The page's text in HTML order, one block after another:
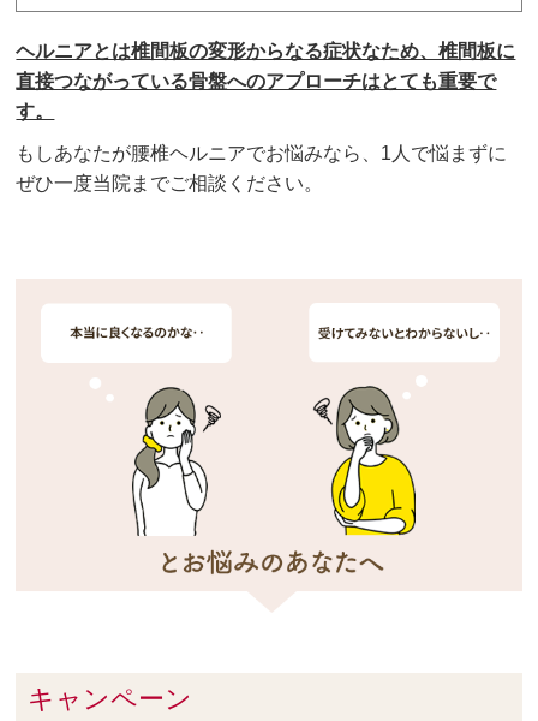
ヘルニアとは椎間板の変形からなる症状なため、椎間板に
直接つながっている骨盤へのアプローチはとても重要で
す。
もしあなたが腰椎ヘルニアでお悩みなら、 1 人で悩まずに
ぜひ一度当院までご相談ください。
キャンペーン